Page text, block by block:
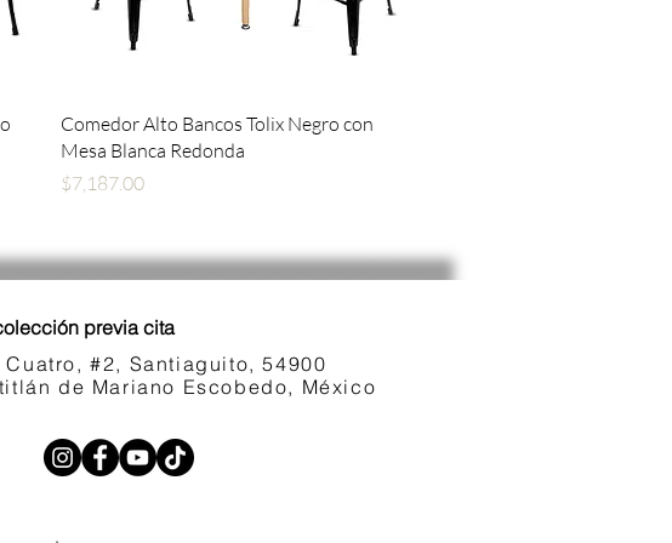
Vista rápida
Comedor Alto Bancos Tolix Negro con
Mesa Blanca Redonda
Precio
$7,187.00
previa cita
Cuatro, #2, Santiaguito, 54900
de Mariano Escobedo, México